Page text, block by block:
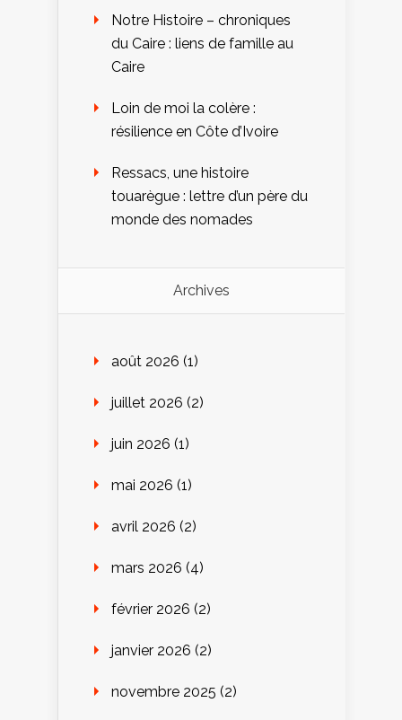
Notre Histoire – chroniques
du Caire : liens de famille au
Caire
Loin de moi la colère :
résilience en Côte d’Ivoire
Ressacs, une histoire
touarègue : lettre d’un père du
monde des nomades
Archives
août 2026 (1)
juillet 2026 (2)
juin 2026 (1)
mai 2026 (1)
avril 2026 (2)
mars 2026 (4)
février 2026 (2)
janvier 2026 (2)
novembre 2025 (2)